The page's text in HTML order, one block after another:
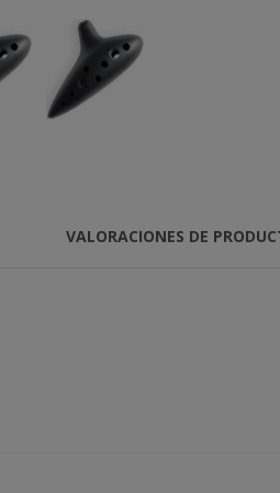
VALORACIONES DE